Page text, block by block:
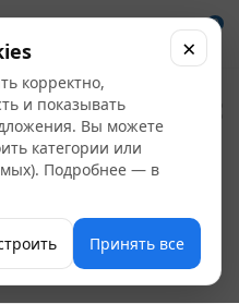
0
4 40
D24
корректно,
и показывать
Вы можете
категории или
Подробнее — в
Принять все
×